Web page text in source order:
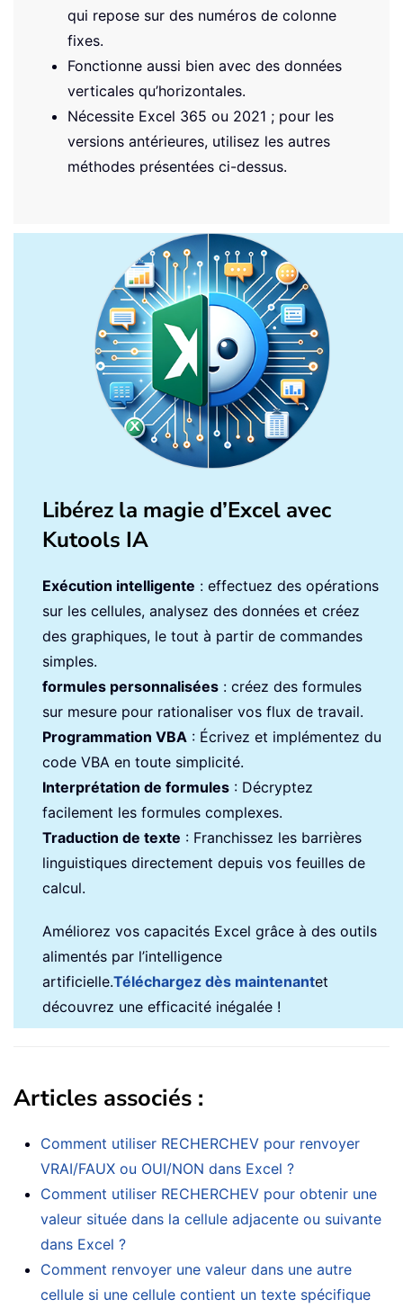
qui repose sur des numéros de colonne
fixes.
Fonctionne aussi bien avec des données
verticales qu’horizontales.
Nécessite Excel 365 ou 2021 ; pour les
versions antérieures, utilisez les autres
méthodes présentées ci-dessus.
Libérez la magie d’Excel avec
Kutools IA
Exécution intelligente : effectuez des opérations
sur les cellules, analysez des données et créez
des graphiques, le tout à partir de commandes
simples.
formules personnalisées : créez des formules
sur mesure pour rationaliser vos flux de travail.
Programmation VBA : Écrivez et implémentez du
code VBA en toute simplicité.
Interprétation de formules : Décryptez
facilement les formules complexes.
Traduction de texte : Franchissez les barrières
linguistiques directement depuis vos feuilles de
calcul.
Améliorez vos capacités Excel grâce à des outils
alimentés par l’intelligence
artificielle.Téléchargez dès maintenantet
découvrez une efficacité inégalée !
Articles associés :
Comment utiliser RECHERCHEV pour renvoyer
VRAI/FAUX ou OUI/NON dans Excel ?
Comment utiliser RECHERCHEV pour obtenir une
valeur située dans la cellule adjacente ou suivante
dans Excel ?
Comment renvoyer une valeur dans une autre
cellule si une cellule contient un texte spécifique